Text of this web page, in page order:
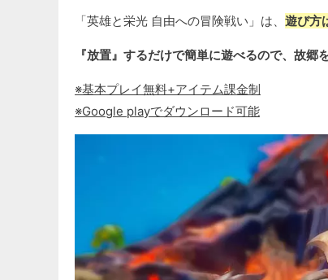
「英雄と栄光 自由への冒険戦い」は、 遊び方
『放置』するだけで簡単に遊べるので、故郷
※基本プレイ無料+アイテム課金制
※Google playでダウンロード可能